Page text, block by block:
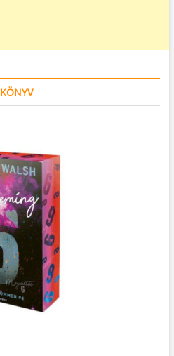
KÖNYV